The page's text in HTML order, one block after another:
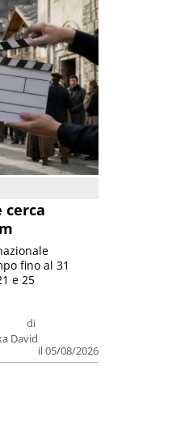
di
David
il 05/08/2026
fino al 31
e 25